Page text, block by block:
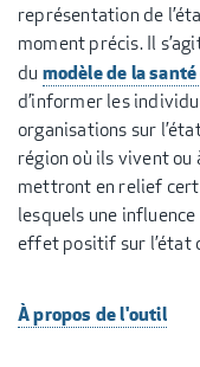
représentation de
moment précis. Il
du modèle de la
d’informer les
organisations sur
région où ils vivent
mettront en relief
lesquels une
effet positif sur l’état
À propos de l'outil